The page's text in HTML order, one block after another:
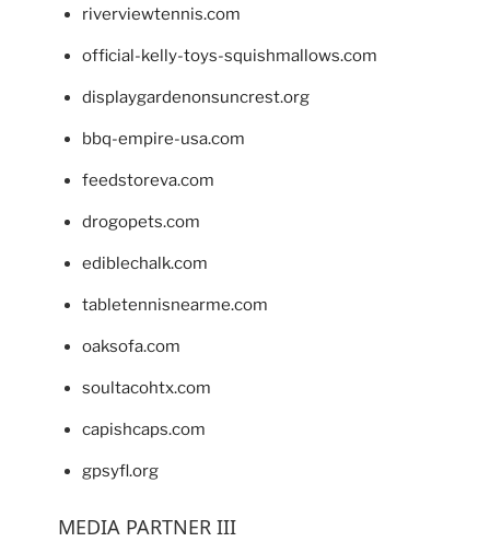
riverviewtennis.com
official-kelly-toys-squishmallows.com
displaygardenonsuncrest.org
bbq-empire-usa.com
feedstoreva.com
drogopets.com
ediblechalk.com
tabletennisnearme.com
oaksofa.com
soultacohtx.com
capishcaps.com
gpsyfl.org
MEDIA PARTNER III